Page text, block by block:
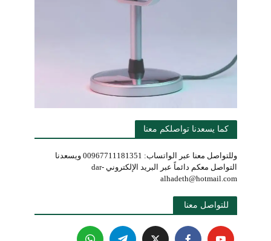
كما يسعدنا تواصلكم معنا
وللتواصل معنا عبر الواتساب: 00967711181351 ويسعدنا
التواصل معكم دائماً عبر البريد الإلكتروني dar-
alhadeth@hotmail.com
للتواصل معنا